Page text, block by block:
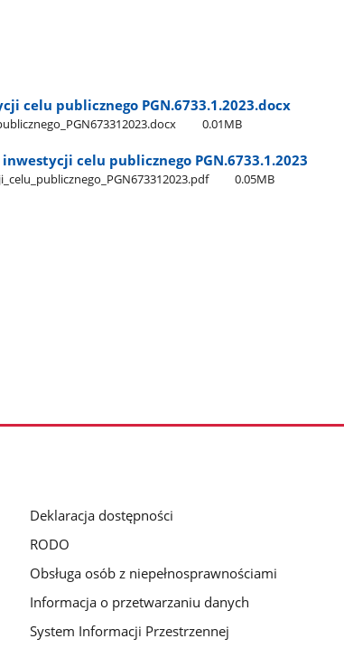
celu publicznego PGN.6733.1.2023.docx
0.01MB
celu publicznego PGN.6733.1.2023
0.05MB
Deklaracja dostępności
RODO
Obsługa osób z niepełnosprawnościami
Informacja o przetwarzaniu danych
System Informacji Przestrzennej